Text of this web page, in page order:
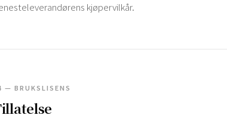
kjøpervilkår.
— BRUKSLISENS